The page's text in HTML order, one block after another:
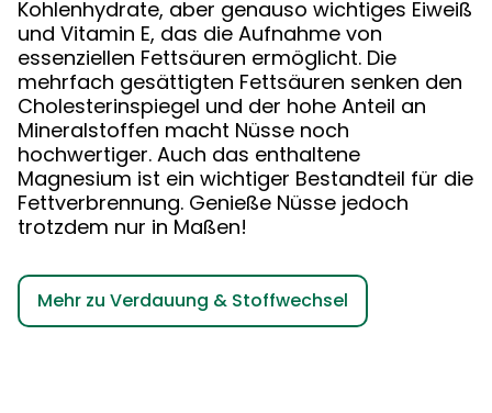
Kohlenhydrate, aber genauso wichtiges Eiweiß
und Vitamin E, das die Aufnahme von
essenziellen Fettsäuren ermöglicht. Die
mehrfach gesättigten Fettsäuren senken den
Cholesterinspiegel und der hohe Anteil an
Mineralstoffen macht Nüsse noch
hochwertiger. Auch das enthaltene
Magnesium ist ein wichtiger Bestandteil für die
Fettverbrennung. Genieße Nüsse jedoch
trotzdem nur in Maßen!
Mehr zu Verdauung & Stoffwechsel